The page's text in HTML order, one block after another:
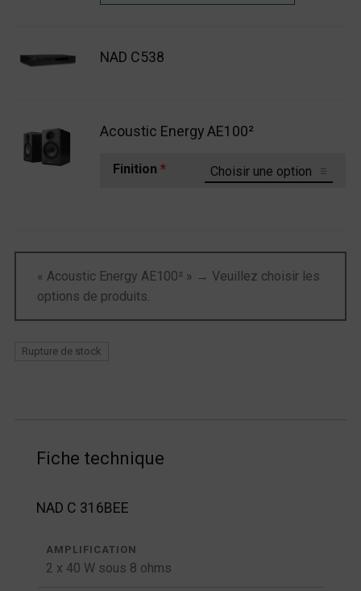
NAD C538
Acoustic Energy AE100²
Finition*
« Acoustic Energy AE100² » → Veuillez choisir les
options de produits.
Rupture de stock
Fiche technique
NAD C 316BEE
AMPLIFICATION
2 x 40 W sous 8 ohms